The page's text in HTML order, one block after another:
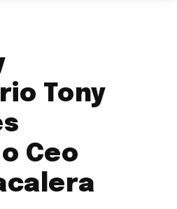
Tony
Ceo